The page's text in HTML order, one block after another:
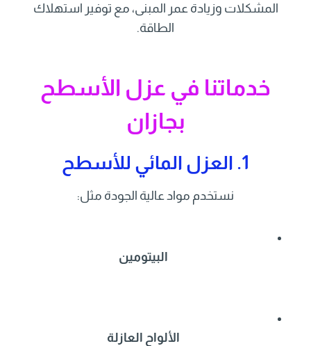
المشكلات وزيادة عمر المبنى، مع توفير استهلاك
الطاقة.
خدماتنا في عزل الأسطح
بجازان
1. العزل المائي للأسطح
نستخدم مواد عالية الجودة مثل:
البيتومين
الألواح العازلة